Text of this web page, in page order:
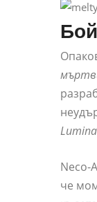
Neco-
че